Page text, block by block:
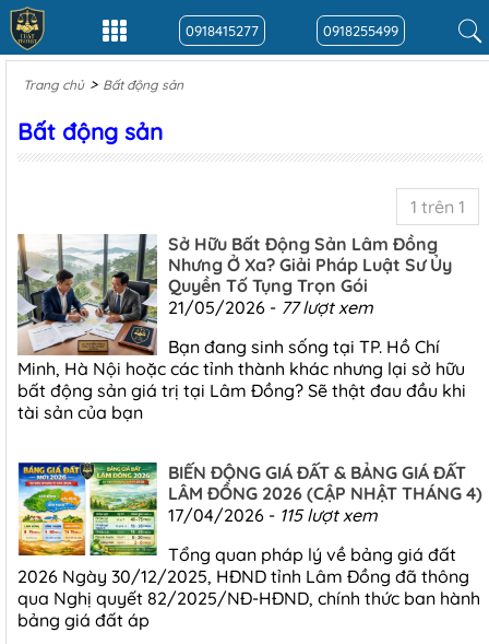
0918415277 0918255499
Trang chủ > Bất động sản
Bất động sản
1 trên 1
Sở Hữu Bất Động Sản Lâm Đồng
Nhưng Ở Xa? Giải Pháp Luật Sư Ủy
Quyền Tố Tụng Trọn Gói
21/05/2026 - 77 lượt xem
Bạn đang sinh sống tại TP. Hồ Chí
Minh, Hà Nội hoặc các tỉnh thành khác nhưng lại sở hữu
bất động sản giá trị tại Lâm Đồng? Sẽ thật đau đầu khi
tài sản của bạn
BIẾN ĐỘNG GIÁ ĐẤT & BẢNG GIÁ ĐẤT
LÂM ĐỒNG 2026 (CẬP NHẬT THÁNG 4)
17/04/2026 - 115 lượt xem
Tổng quan pháp lý về bảng giá đất
2026 Ngày 30/12/2025, HĐND tỉnh Lâm Đồng đã thông
qua Nghị quyết 82/2025/NĐ-HĐND, chính thức ban hành
bảng giá đất áp